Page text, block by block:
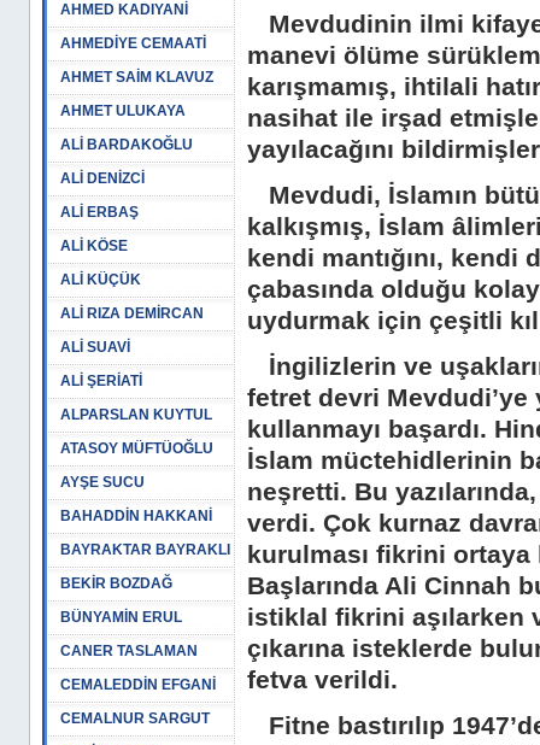
AHMED KADIYANİ
AHMEDİYE CEMAATİ
AHMET SAİM KLAVUZ
AHMET ULUKAYA
ALİ BARDAKOĞLU
ALİ DENİZCİ
ALİ ERBAŞ
ALİ KÖSE
ALİ KÜÇÜK
ALİ RIZA DEMİRCAN
ALİ SUAVİ
ALİ ŞERİATİ
ALPARSLAN KUYTUL
ATASOY MÜFTÜOĞLU
AYŞE SUCU
BAHADDİN HAKKANİ
BAYRAKTAR BAYRAKLI
BEKİR BOZDAĞ
BÜNYAMİN ERUL
CANER TASLAMAN
CEMALEDDİN EFGANİ
CEMALNUR SARGUT
Mevdudinin ilmi
manevi ölüme
karışmamış, ihtilali
nasihat ile irşad
yayılacağını
Mevdudi, İslamın
kalkışmış, İslam
kendi mantığını,
çabasında olduğu
uydurmak için çeşitli
İngilizlerin ve
fetret devri
kullanmayı başardı.
İslam müctehidlerinin
neşretti. Bu
verdi. Çok kurnaz
kurulması fikrini ortaya
Başlarında Ali Cinnah
istiklal fikrini aşılarken
çıkarına isteklerde
fetva verildi.
Fitne bastırılıp